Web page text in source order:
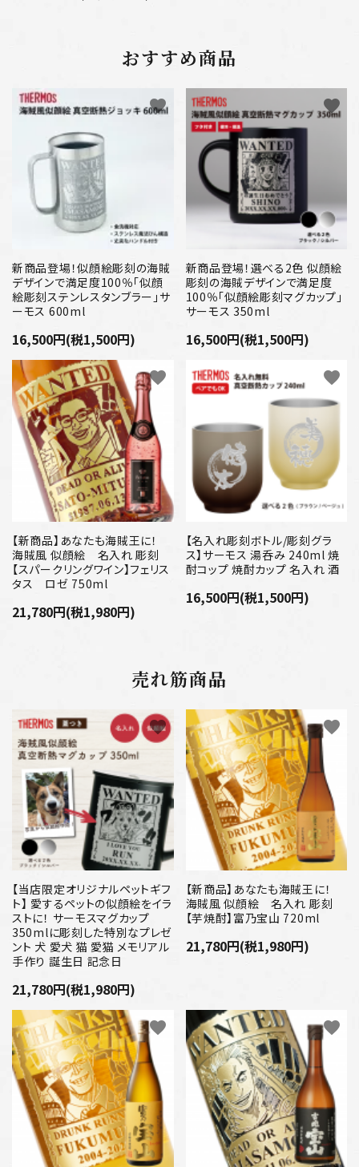
おすすめ商品
新商品登場！似顔絵彫刻の海賊
デザインで満足度100％「似顔
絵彫刻ステンレスタンブラー」サ
ーモス 600ml
16,500円(税1,500円)
favorite
新商品登場！選べる2色 似顔絵
彫刻の海賊デザインで満足度
100％「似顔絵彫刻マグカップ」
サーモス 350ml
16,500円(税1,500円)
favorite
【新商品】あなたも海賊王に！
海賊風 似顔絵 名入れ 彫刻
【スパークリングワイン】フェリス
タス ロゼ 750ml
21,780円(税1,980円)
favorite
【名入れ彫刻ボトル/彫刻グラ
ス】サーモス 湯呑み 240ml 焼
酎コップ 焼酎カップ 名入れ 酒
16,500円(税1,500円)
favorite
売れ筋商品
【当店限定オリジナルペットギフ
ト】 愛するペットの似顔絵をイラ
ストに！ サーモスマグカップ
350mlに彫刻した特別なプレゼ
ント 犬 愛犬 猫 愛猫 メモリアル
手作り 誕生日 記念日
21,780円(税1,980円)
favorite
【新商品】あなたも海賊王に！
海賊風 似顔絵 名入れ 彫刻
【芋焼酎】富乃宝山 720ml
21,780円(税1,980円)
favorite
favorite favorite